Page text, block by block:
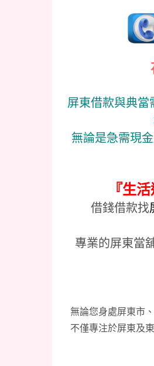
屏東借款與典當
無論是急需現
『生
借錢借款找
專業的屏東當
無論您身處屏東市
不僅專注於屏東及